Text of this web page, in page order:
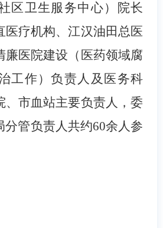
区卫生服务中心）院长
医疗机构、江汉油田总医
廉医院建设（医药领域腐
工作）负责人及医务科
、市血站主要负责人，委
分管负责人共约60余人参